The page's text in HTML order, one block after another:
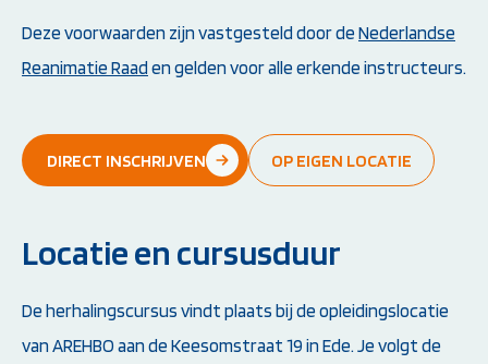
Deze voorwaarden zijn vastgesteld door de Nederlandse
Reanimatie Raad en gelden voor alle erkende instructeurs.
DIRECT INSCHRIJVEN OP EIGEN LOCATIE
Locatie en cursusduur
De herhalingscursus vindt plaats bij de opleidingslocatie
van AREHBO aan de Keesomstraat 19 in Ede. Je volgt de